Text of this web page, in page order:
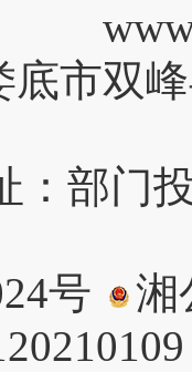
底市双
：部门
号
湘